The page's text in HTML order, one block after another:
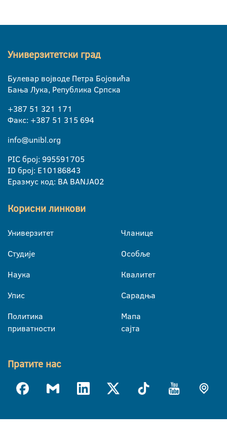
Универзитетски град
Булевар војводе Петра Бојовића
Бања Лука, Република Српска
+387 51 321 171
Факс: +387 51 315 694
info@unibl.org
PIC број: 995591705
ID број: E10186843
Еразмус код: BA BANJA02
Корисни линкови
Универзитет
Студије
Наука
Упис
Политика
приватности
Чланице
Особље
Квалитет
Сарадња
Мапа
сајта
Пратите нас